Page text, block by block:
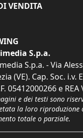
VENDITA
S.p.a.
S.p.a. - Via
(VE). Cap. Soc. i.v.
05412000266 e REA
e dei testi sono
la loro riproduzione
totale o parziale.